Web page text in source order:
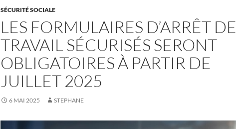
SÉCURITÉ SOCIALE
LES FORMULAIRES D’ARRÊT DE
TRAVAIL SÉCURISÉS SERONT
OBLIGATOIRES À PARTIR DE
JUILLET 2025
6 MAI 2025 STEPHANE